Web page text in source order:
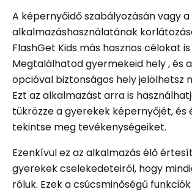
A képernyőidő szabályozásán vagy
alkalmazáshasználatának
FlashGet Kids más hasznos célokat
Megtalálhatod gyermekeid hely , és
opcióval biztonságos hely jelölhetsz
Ezt az alkalmazást arra is
tükrözze a gyerekek képernyőjét, és
tekintse meg tevékenységeiket.
Ezenkívül ez az alkalmazás élő
gyerekek cselekedeteiről, hogy
róluk. Ezek a csúcsminőségű